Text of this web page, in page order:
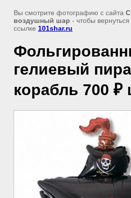
Вы смотрите фотографию с сайта
воздушный шар - чтобы
ссылке 101shar.ru
гелиевый
корабль 700 ₽